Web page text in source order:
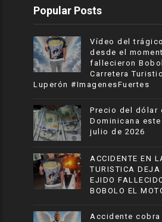
Popular Posts
Vídeo del
desde el
fallecieron
Carretera
Luperón #ImagenesFuertes
Precio del dólar
Dominicana
julio de 2026
ACCIDENTE EN
TURISTICA
EJIDO
BOBOLO EL
Accidente cobra